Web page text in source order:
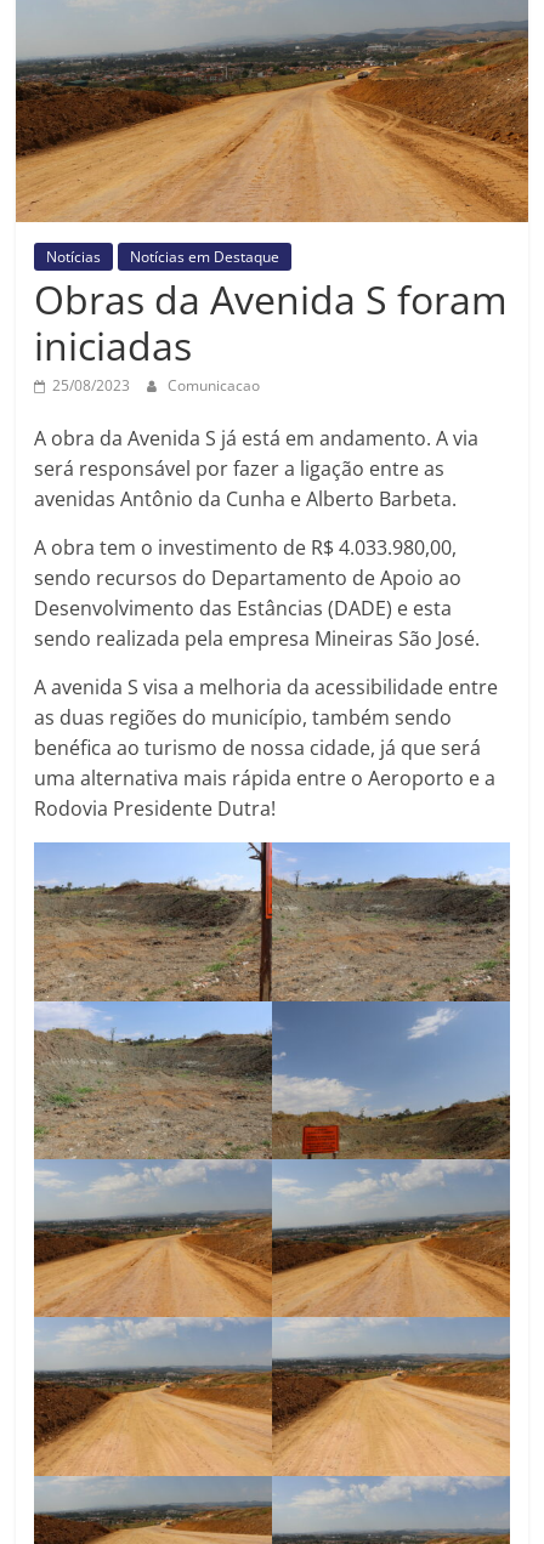
Turística
Guaratinguetá
Notícias Notícias em Destaque
Obras da Avenida S foram
iniciadas
25/08/2023 Comunicacao
A obra da Avenida S já está em andamento. A via
será responsável por fazer a ligação entre as
avenidas Antônio da Cunha e Alberto Barbeta.
A obra tem o investimento de R$ 4.033.980,00,
sendo recursos do Departamento de Apoio ao
Desenvolvimento das Estâncias (DADE) e esta
sendo realizada pela empresa Mineiras São José.
A avenida S visa a melhoria da acessibilidade entre
as duas regiões do município, também sendo
benéfica ao turismo de nossa cidade, já que será
uma alternativa mais rápida entre o Aeroporto e a
Rodovia Presidente Dutra!